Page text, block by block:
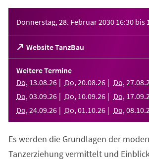
Donnerstag, 28. Februar 2030 16:30 bis
Website TanzBau
(Öffnet
in
einem
neuen
Tab)
Weitere Termine
Do, 13.08.26 Do, 20.08.26 Do, 27.08.
Do, 03.09.26 Do, 10.09.26 Do, 17.09.
Do, 24.09.26 Do, 01 .10.26 Do, 08.10.
Es werden die Grundlagen der
Tanzerziehung vermittelt und